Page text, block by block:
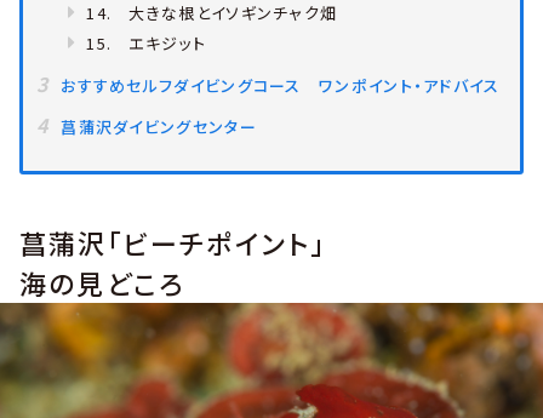
14. 大きな根とイソギンチャク畑
15. エキジット
おすすめセルフダイビングコース ワンポイント・アドバイス
菖蒲沢ダイビングセンター
菖蒲沢「ビーチポイント」
海の見どころ